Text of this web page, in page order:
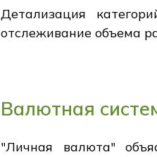
Детализация
отслеживание объема
Валютная
"Личная валюта"